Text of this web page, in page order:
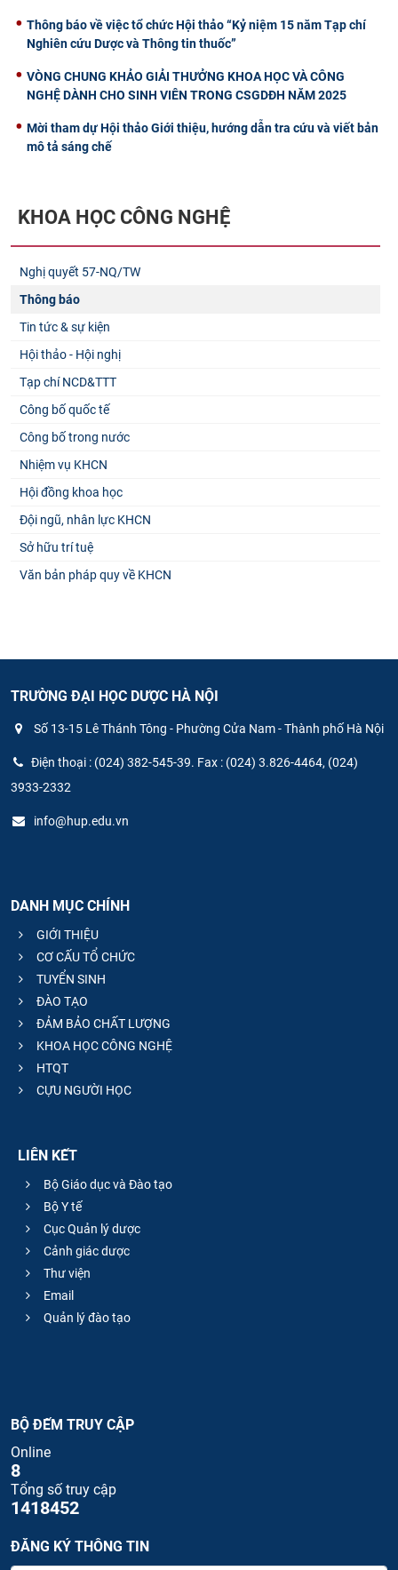
Thông báo về việc tổ chức Hội thảo “Kỷ niệm 15 năm Tạp chí
Nghiên cứu Dược và Thông tin thuốc”
VÒNG CHUNG KHẢO GIẢI THƯỞNG KHOA HỌC VÀ CÔNG
NGHỆ DÀNH CHO SINH VIÊN TRONG CSGDĐH NĂM 2025
Mời tham dự Hội thảo Giới thiệu, hướng dẫn tra cứu và viết bản
mô tả sáng chế
KHOA HỌC CÔNG NGHỆ
Nghị quyết 57-NQ/TW
Thông báo
Tin tức & sự kiện
Hội thảo - Hội nghị
Tạp chí NCD&TTT
Công bố quốc tế
Công bố trong nước
Nhiệm vụ KHCN
Hội đồng khoa học
Đội ngũ, nhân lực KHCN
Sở hữu trí tuệ
Văn bản pháp quy về KHCN
TRƯỜNG ĐẠI HỌC DƯỢC HÀ NỘI
Số 13-15 Lê Thánh Tông - Phường Cửa Nam - Thành phố Hà Nội
Điện thoại : (024) 382-545-39. Fax : (024) 3.826-4464, (024)
3933-2332
info@hup.edu.vn
DANH MỤC CHÍNH
GIỚI THIỆU
CƠ CẤU TỔ CHỨC
TUYỂN SINH
ĐÀO TẠO
ĐẢM BẢO CHẤT LƯỢNG
KHOA HỌC CÔNG NGHỆ
HTQT
CỰU NGƯỜI HỌC
LIÊN KẾT
Bộ Giáo dục và Đào tạo
Bộ Y tế
Cục Quản lý dược
Cảnh giác dược
Thư viện
Email
Quản lý đào tạo
BỘ ĐẾM TRUY CẬP
Online
8
Tổng số truy cập
1418452
ĐĂNG KÝ THÔNG TIN